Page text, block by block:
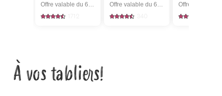
Offre valable du 6.8 au 12.8.2026, jusqu’à épuisement du stock.
Offre valable du 6.8 au 12.8.2026, jusqu’à épuisement du stock.
À vos tabliers!